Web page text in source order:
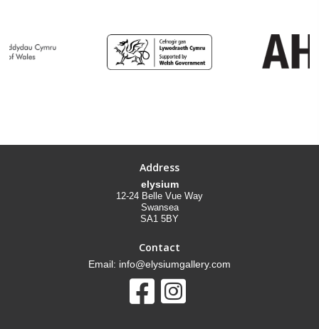
Address
elysium
12-24 Belle Vue Way
Swansea
SA1 5BY
Contact
Email: info@elysiumgallery.com